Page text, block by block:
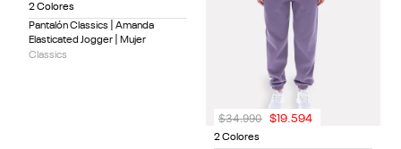
2 Colores
Pantalón Classics | Amanda
Elasticated Jogger | Mujer
Classics
2 Colores
$34.990 $19. 594